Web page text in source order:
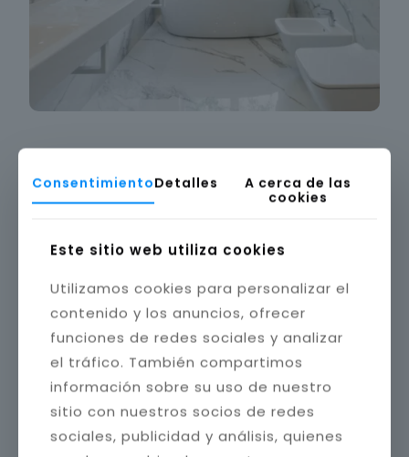
ConsentimientoDetalles
A cerca de las
cookies
Este sitio web utiliza cookies
Utilizamos cookies para personalizar el
contenido y los anuncios, ofrecer
funciones de redes sociales y analizar
el tráfico. También compartimos
información sobre su uso de nuestro
sitio con nuestros socios de redes
sociales, publicidad y análisis, quienes